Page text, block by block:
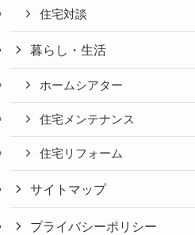
住宅対談
暮らし・生活
ホームシアター
住宅メンテナンス
住宅リフォーム
サイトマップ
プライバシーポリシー